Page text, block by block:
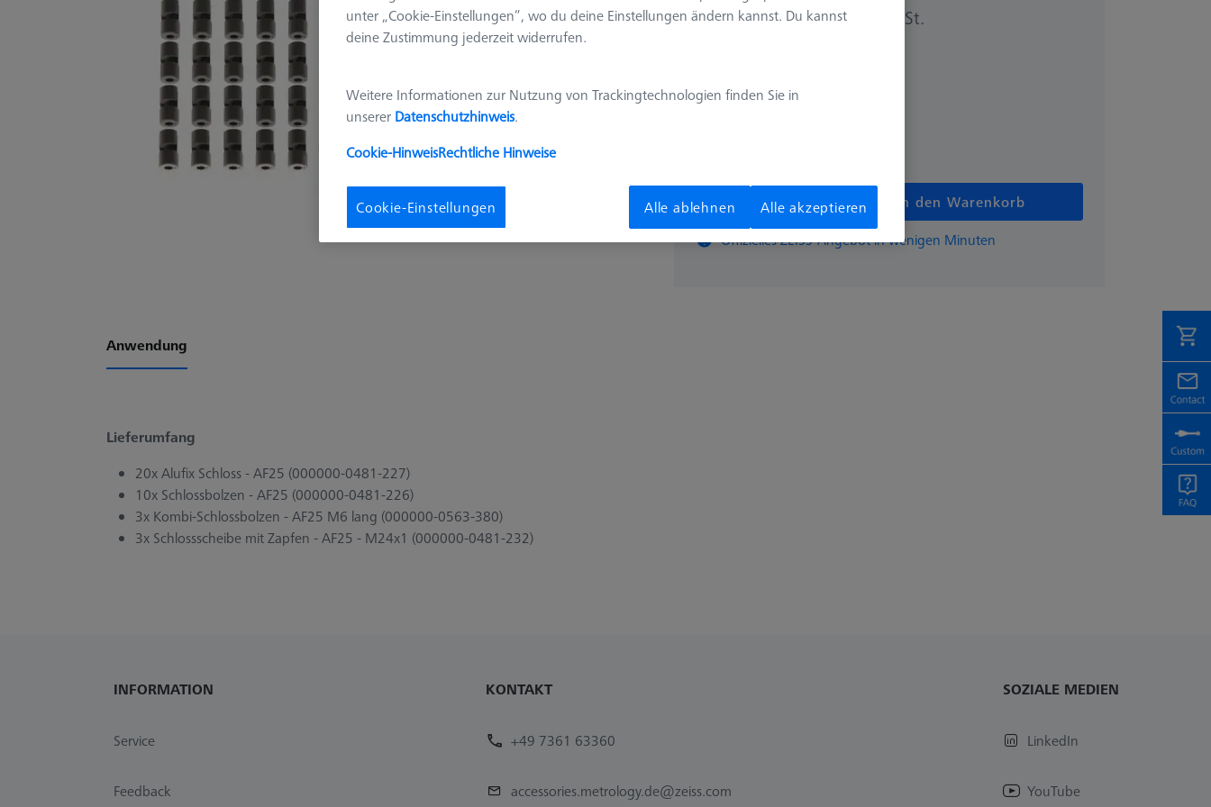
409,00 € zzgl. USt.
Stk
In den Warenkorb
Offizielles ZEISS-Angebot in wenigen Minuten
Anwendung
Lieferumfang
20x Alufix Schloss - AF25 (000000-0481-227)
10x Schlossbolzen - AF25 (000000-0481-226)
3x Kombi-Schlossbolzen - AF25 M6 lang (000000-0563-380)
3x Schlossscheibe mit Zapfen - AF25 - M24x1 (000000-0481-232)
INFORMATION
Service
Feedback
KONTAKT
+49 7361 63360
accessories.metrology.de@zeiss.com
SOZIALE MEDIEN
LinkedIn
YouTube
unter „Cookie-Einstellungen“, wo du deine Einstellungen ändern kannst. Du kannst
deine Zustimmung jederzeit widerrufen.
Weitere Informationen zur Nutzung von Trackingtechnologien finden Sie in
unserer Datenschutzhinweis.
Cookie-HinweisRechtliche Hinweise
Cookie-Einstellungen Alle ablehnen Alle akzeptieren